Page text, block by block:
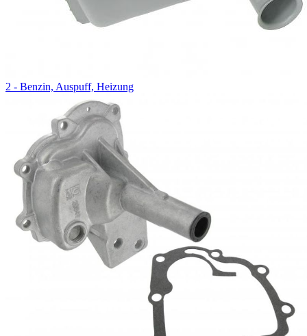
2 - Benzin, Auspuff, Heizung